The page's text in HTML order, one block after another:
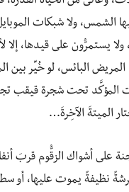
الشمس، ولا شبكات
ولا يستمرُّون على قيدها، إلا
البائس، لو خُيِّر بين
المؤكَّد تحت شجرة قيقب
الميتةَ الآخِرةَ…
على أشواك الزقُّوم قربَ
نظيفةً يموت عليها، أو